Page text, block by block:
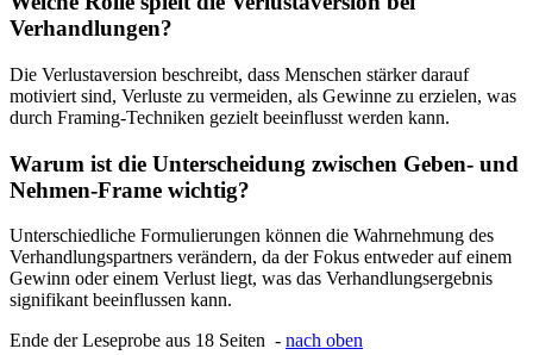
Verhandlungen?
Die Verlustaversion beschreibt, dass Menschen stärker darauf
motiviert sind, Verluste zu vermeiden, als Gewinne zu erzielen, was
durch Framing-Techniken gezielt beeinflusst werden kann.
Warum ist die Unterscheidung zwischen Geben- und
Nehmen-Frame wichtig?
Unterschiedliche Formulierungen können die Wahrnehmung des
Verhandlungspartners verändern, da der Fokus entweder auf einem
Gewinn oder einem Verlust liegt, was das Verhandlungsergebnis
signifikant beeinflussen kann.
Ende der Leseprobe aus 18 Seiten - nach oben